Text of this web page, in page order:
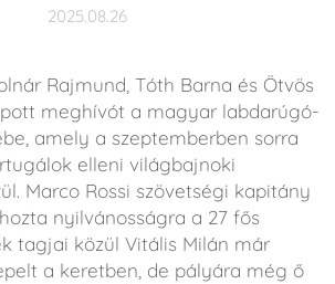
2025.08.26
Rajmund, Tóth Barna és Ötvös
meghívót a magyar labdarúgó-
amely a szeptemberben sorra
elleni világbajnoki
Marco Rossi szövetségi kapitány
nyilvánosságra a 27 fős
tagjai közül Vitális Milán már
a keretben, de pályára még ő